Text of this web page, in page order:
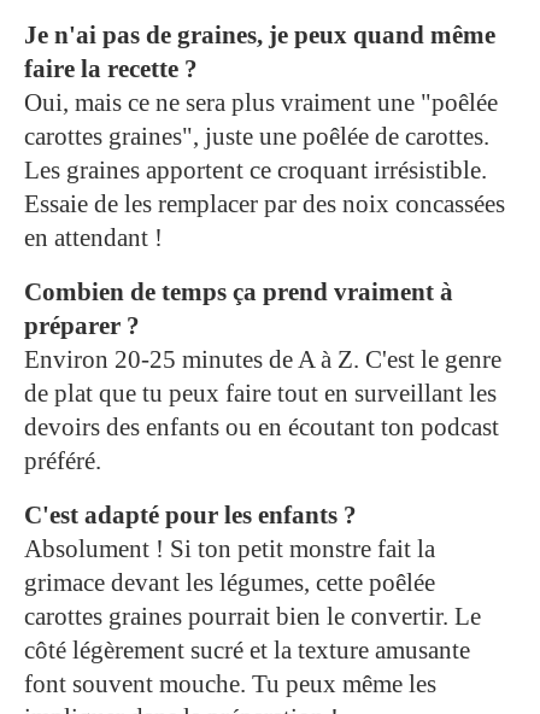
Je n'ai pas de graines, je peux quand même
faire la recette ?
Oui, mais ce ne sera plus vraiment une "poêlée
carottes graines", juste une poêlée de carottes.
Les graines apportent ce croquant irrésistible.
Essaie de les remplacer par des noix concassées
en attendant !
Combien de temps ça prend vraiment à
préparer ?
Environ 20-25 minutes de A à Z. C'est le genre
de plat que tu peux faire tout en surveillant les
devoirs des enfants ou en écoutant ton podcast
préféré.
C'est adapté pour les enfants ?
Absolument ! Si ton petit monstre fait la
grimace devant les légumes, cette poêlée
carottes graines pourrait bien le convertir. Le
côté légèrement sucré et la texture amusante
font souvent mouche. Tu peux même les